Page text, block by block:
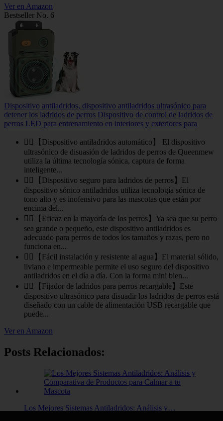
Ver en Amazon
Bestseller No. 6
Dispositivo antiladridos, dispositivo antiladridos ultrasónico para
detener los ladridos de perros Dispositivo de control de ladridos de
perros LED para entrenamiento en interiores y exteriores para
🐕‍🦺【Dispositivo antiladridos automático】 El dispositivo
ultrasónico de disuasión de ladridos de perros de Queenmew
utiliza la última tecnología sónica, captura de forma
inteligente...
🐕‍🦺【Dispositivo seguro para ladridos de perros】El
dispositivo sónico antiladridos utiliza tecnología sónica de
tono alto y es inofensivo para las mascotas que están por
encima del...
🐕‍🦺【Eficaz en la mayoría de los perros】Ya sea que su perro
sea grande o pequeño, este dispositivo antiladridos es
adecuado para perros de todos los tamaños y razas, pero no
funciona en...
🐕‍🦺【Fácil instalación y resistente al agua】El material sólido,
liviano e impermeable permite el uso seguro del dispositivo
antiladridos en el día a día. Con la forma mini bien...
🐕‍🦺【Fijador de ladridos para perros recargable】Este
dispositivo ultrasónico para disuadir los ladridos de perros está
diseñado con un cable de alimentación USB recargable que
puede...
Ver en Amazon
Posts Relacionados:
Los Mejores Sistemas Antiladridos: Análisis y…